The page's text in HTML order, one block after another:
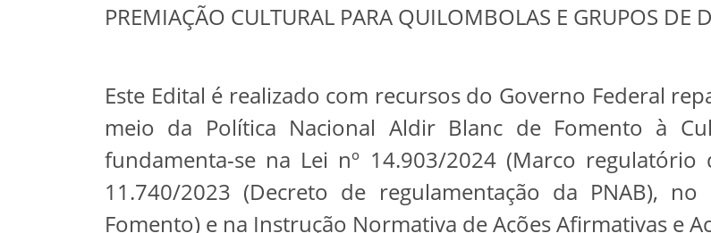
PREMIAÇÃO CULTURAL PARA QUILOMBOLAS E GRUPOS DE
Este Edital é realizado com recursos do Governo Federal
meio da Política Nacional Aldir Blanc de Fomento à
fundamenta-se na Lei nº 14.903/2024 (Marco
11.740/2023 (Decreto de regulamentação da PNAB),
Fomento) e na Instrução Normativa de Ações Afirmativas e